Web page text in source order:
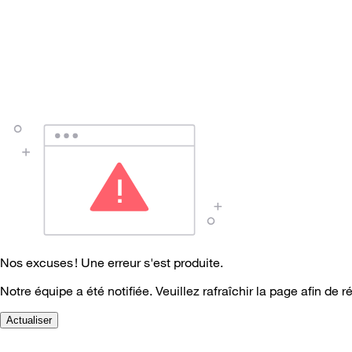
Nos excuses ! Une erreur s'est produite.
Notre équipe a été notifiée. Veuillez rafraîchir la page afin de
Actualiser